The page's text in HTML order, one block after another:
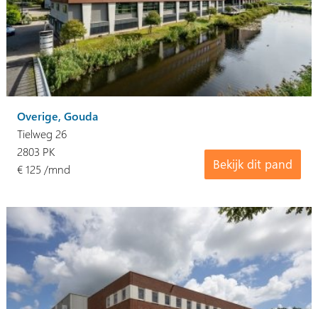
Overige, Gouda
Tielweg 26
Bekijk dit pand
2803 PK
€ 125 /mnd